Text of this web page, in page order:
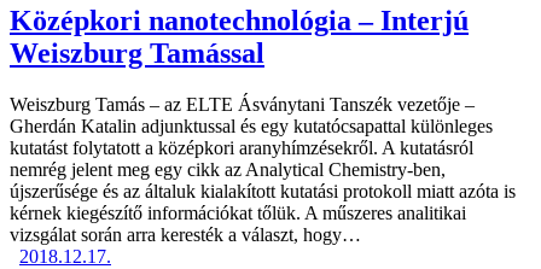
Középkori nanotechnológia – Interjú
Weiszburg Tamással
Weiszburg Tamás – az ELTE Ásványtani Tanszék vezetője –
Gherdán Katalin adjunktussal és egy kutatócsapattal különleges
kutatást folytatott a középkori aranyhímzésekről. A kutatásról
nemrég jelent meg egy cikk az Analytical Chemistry-ben,
újszerűsége és az általuk kialakított kutatási protokoll miatt azóta is
kérnek kiegészítő információkat tőlük. A műszeres analitikai
vizsgálat során arra keresték a választ, hogy…
2018.12.17.